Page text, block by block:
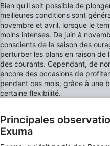
Bien qu'il soit possible de
meilleures conditions sont
novembre et avril, lorsque le
moins intenses. De juin à
conscients de la saison des
perturber les plans en raison
des courants. Cependant, de
encore des occasions de
pendant ces mois, grâce à une
certaine flexibilité.
Principales
Exuma
Stocker et/ou accéder à
un appareil
Utiliser des données
sélectionner la publicité
Créer des profils pour la
personnalisée
Créer des profils de